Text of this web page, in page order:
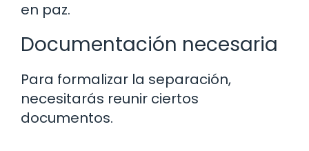
en paz.
Documentación necesaria
Para formalizar la separación,
necesitarás reunir ciertos
documentos.